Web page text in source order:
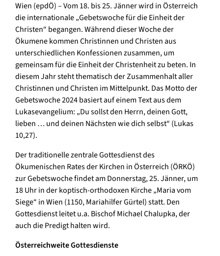
Wien (epdÖ) – Vom 18. bis 25. Jänner wird in Österreich
die internationale „Gebetswoche für die Einheit der
Christen“ begangen. Während dieser Woche der
Ökumene kommen Christinnen und Christen aus
unterschiedlichen Konfessionen zusammen, um
gemeinsam für die Einheit der Christenheit zu beten. In
diesem Jahr steht thematisch der Zusammenhalt aller
Christinnen und Christen im Mittelpunkt. Das Motto der
Gebetswoche 2024 basiert auf einem Text aus dem
Lukasevangelium: „Du sollst den Herrn, deinen Gott,
lieben … und deinen Nächsten wie dich selbst“ (Lukas
10,27).
Der traditionelle zentrale Gottesdienst des
Ökumenischen Rates der Kirchen in Österreich (ÖRKÖ)
zur Gebetswoche findet am Donnerstag, 25. Jänner, um
18 Uhr in der koptisch-orthodoxen Kirche „Maria vom
Siege“ in Wien (1150, Mariahilfer Gürtel) statt. Den
Gottesdienst leitet u.a. Bischof Michael Chalupka, der
auch die Predigt halten wird.
Österreichweite Gottesdienste